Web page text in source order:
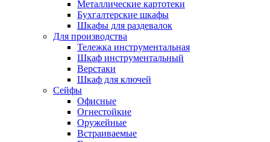
Металлические картотеки
Бухгалтерские шкафы
Шкафы для раздевалок
Для производства
Тележка инструментальная
Шкаф инструментальный
Верстаки
Шкаф для ключей
Сейфы
Офисные
Огнестойкие
Оружейные
Встраиваемые